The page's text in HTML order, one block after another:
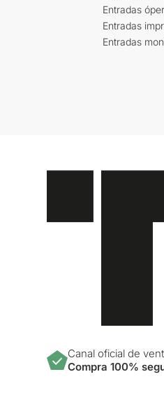
Entradas
Entradas
Entradas
Canal oficial de
Compra 100%